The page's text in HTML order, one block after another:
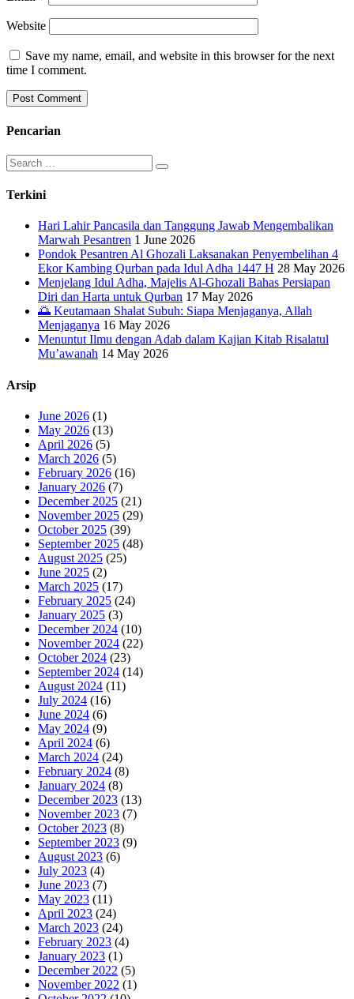
Website
Save my name, email, and website in this browser for the next
time I comment.
Pencarian
Search
for:
Terkini
Hari Lahir Pancasila dan Tanggung Jawab Mengembalikan
Marwah Pesantren 1 June 2026
Pondok Pesantren Al Ghozali Laksanakan Penyembelihan 4
Ekor Kambing Qurban pada Idul Adha 1447 H 28 May 2026
Menjelang Idul Adha, Majelis Al-Ghozali Bahas Persiapan
Diri dan Harta untuk Qurban 17 May 2026
🌅 Keutamaan Shalat Subuh: Siapa Menjaganya, Allah
Menjaganya 16 May 2026
Menuntut Ilmu dengan Adab dalam Kajian Kitab Risalatul
Mu’awanah 14 May 2026
Arsip
June 2026 (1)
May 2026 (13)
April 2026 (5)
March 2026 (5)
February 2026 (16)
January 2026 (7)
December 2025 (21)
November 2025 (29)
October 2025 (39)
September 2025 (48)
August 2025 (25)
June 2025 (2)
March 2025 (17)
February 2025 (24)
January 2025 (3)
December 2024 (10)
November 2024 (22)
October 2024 (23)
September 2024 (14)
August 2024 (11)
July 2024 (16)
June 2024 (6)
May 2024 (9)
April 2024 (6)
March 2024 (24)
February 2024 (8)
January 2024 (8)
December 2023 (13)
November 2023 (7)
October 2023 (8)
September 2023 (9)
August 2023 (6)
July 2023 (4)
June 2023 (7)
May 2023 (11)
April 2023 (24)
March 2023 (24)
February 2023 (4)
January 2023 (1)
December 2022 (5)
November 2022 (1)